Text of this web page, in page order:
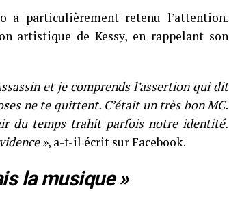
a particulièrement retenu l’attention.
artistique de Kessy, en rappelant son
et je comprends l’assertion qui dit
ne te quittent. C’était un très bon MC.
du temps trahit parfois notre identité.
», a-t-il écrit sur Facebook.
la musique »